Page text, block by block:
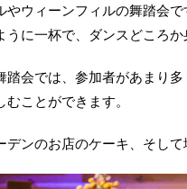
やウィーンフィルの舞踏会
うに一杯で、ダンスどころ
会では、参加者があまり
ことができます。
デンのお店のケーキ、そし